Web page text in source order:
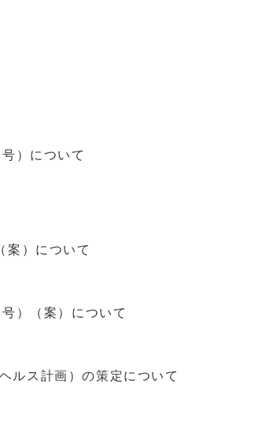
）について
案）について
号）（案）について
ス計画）の策定について